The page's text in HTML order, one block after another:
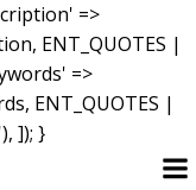
=>
ENT_QUOTES |
=>
ENT_QUOTES |
]); }